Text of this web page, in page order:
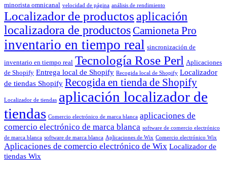
minorista omnicanal velocidad de página análisis de rendimiento
Localizador de productosaplicación
localizadora de productosCamioneta Pro
inventario en tiempo real sincronización de
inventario en tiempo real Tecnología Rose Perl Aplicaciones
de Shopify Entrega local de Shopify Recogida local de Shopify Localizador
de tiendas Shopify Recogida en tienda de Shopify
Localizador de tiendas aplicación localizador de
tiendas Comercio electrónico de marca blanca aplicaciones de
comercio electrónico de marca blanca software de comercio electrónico
de marca blanca software de marca blanca Aplicaciones de Wix Comercio electrónico Wix
Aplicaciones de comercio electrónico de Wix Localizador de
tiendas Wix